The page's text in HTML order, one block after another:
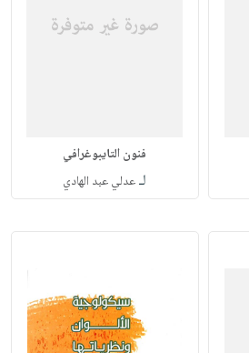
فنون التايبوغرافي
لـعدلي عبد الهادي